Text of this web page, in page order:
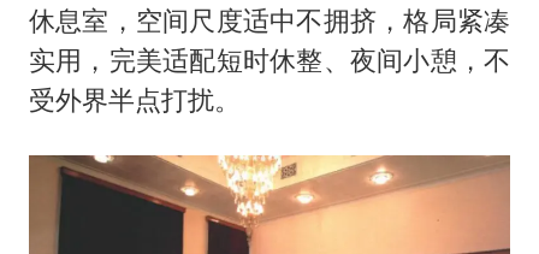
休息室，空间尺度适中不拥挤，格局紧凑
实用，完美适配短时休整、夜间小憩，不
受外界半点打扰。